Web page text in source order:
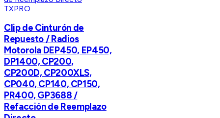
TXPRO
Clip de Cinturón de
Repuesto / Radios
Motorola DEP450, EP450,
DP1400, CP200,
CP200D, CP200XLS,
CP040, CP140, CP150,
PR400, GP3688 /
Refacción de Reemplazo